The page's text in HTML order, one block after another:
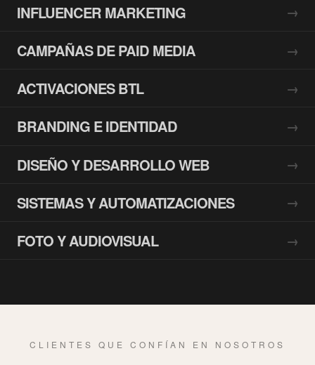
INFLUENCER MARKETING
CAMPAÑAS DE PAID MEDIA
ACTIVACIONES BTL
BRANDING E IDENTIDAD
DISEÑO Y DESARROLLO WEB
SISTEMAS Y AUTOMATIZACIONES
FOTO Y AUDIOVISUAL
CLIENTES QUE CONFÍAN EN NOSOTROS